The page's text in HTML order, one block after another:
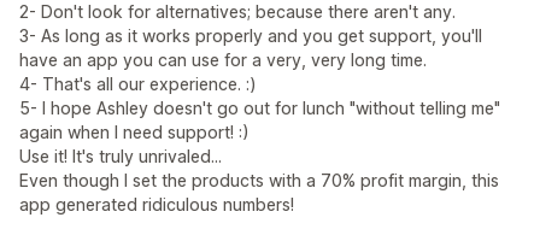
2- Don't look for alternatives; because there aren't any.
3- As long as it works properly and you get support, you'll
have an app you can use for a very, very long time.
4- That's all our experience. :)
5- I hope Ashley doesn't go out for lunch "without telling me"
again when I need support! :)
Use it! It's truly unrivaled...
Even though I set the products with a 70% profit margin, this
app generated ridiculous numbers!